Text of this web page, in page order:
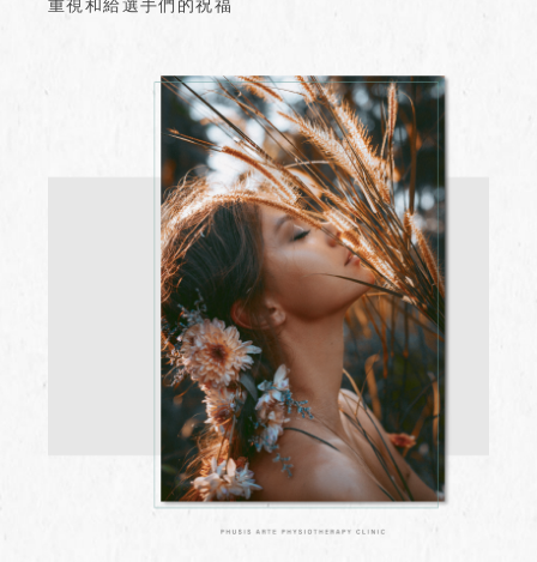
重視和給選手們的祝福